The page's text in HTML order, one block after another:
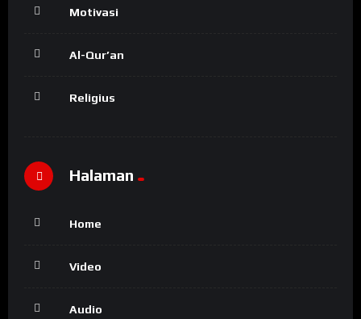
Motivasi
Al-Qur’an
Religius
Halaman
Home
Video
Audio